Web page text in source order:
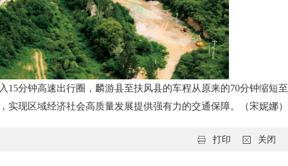
分钟高速出行圈，麟游县至扶风县的车程从原来的70分钟缩短至
现区域经济社会高质量发展提供强有力的交通保障。（宋妮娜）
关闭
打印